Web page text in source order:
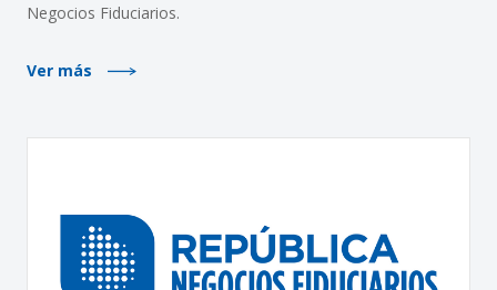
Negocios Fiduciarios.
Ver más